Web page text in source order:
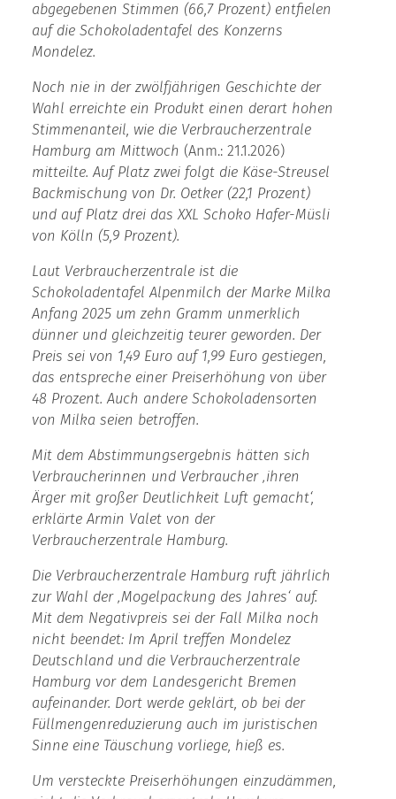
abgegebenen Stimmen (66,7 Prozent) entfielen
auf die Schokoladentafel des Konzerns
Mondelez.
Noch nie in der zwölfjährigen Geschichte der
Wahl erreichte ein Produkt einen derart hohen
Stimmenanteil, wie die Verbraucherzentrale
Hamburg am Mittwoch (Anm.: 21.1.2026)
mitteilte. Auf Platz zwei folgt die Käse-Streusel
Backmischung von Dr. Oetker (22,1 Prozent)
und auf Platz drei das XXL Schoko Hafer-Müsli
von Kölln (5,9 Prozent).
Laut Verbraucherzentrale ist die
Schokoladentafel Alpenmilch der Marke Milka
Anfang 2025 um zehn Gramm unmerklich
dünner und gleichzeitig teurer geworden. Der
Preis sei von 1,49 Euro auf 1,99 Euro gestiegen,
das entspreche einer Preiserhöhung von über
48 Prozent. Auch andere Schokoladensorten
von Milka seien betroffen.
Mit dem Abstimmungsergebnis hätten sich
Verbraucherinnen und Verbraucher ‚ihren
Ärger mit großer Deutlichkeit Luft gemacht‘,
erklärte Armin Valet von der
Verbraucherzentrale Hamburg.
Die Verbraucherzentrale Hamburg ruft jährlich
zur Wahl der ‚Mogelpackung des Jahres‘ auf.
Mit dem Negativpreis sei der Fall Milka noch
nicht beendet: Im April treffen Mondelez
Deutschland und die Verbraucherzentrale
Hamburg vor dem Landesgericht Bremen
aufeinander. Dort werde geklärt, ob bei der
Füllmengenreduzierung auch im juristischen
Sinne eine Täuschung vorliege, hieß es.
Um versteckte Preiserhöhungen einzudämmen,